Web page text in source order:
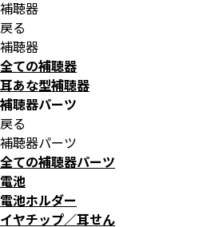
補聴器
戻る
補聴器
全ての補聴器
耳あな型補聴器
補聴器パーツ
戻る
補聴器パーツ
全ての補聴器パーツ
電池
電池ホルダー
イヤチップ／耳せん